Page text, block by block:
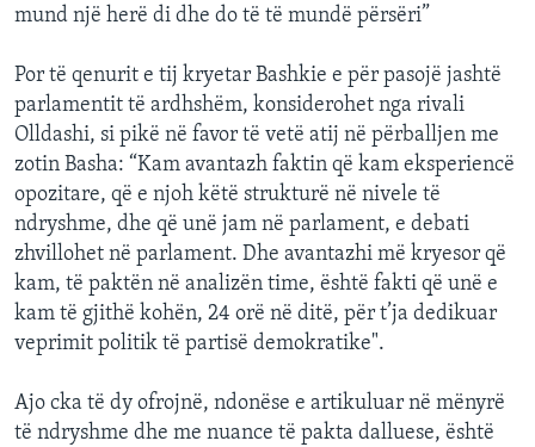
mund një herë di dhe do të të mundë përsëri”
Por të qenurit e tij kryetar Bashkie e për pasojë jashtë
parlamentit të ardhshëm, konsiderohet nga rivali
Olldashi, si pikë në favor të vetë atij në përballjen me
zotin Basha: “Kam avantazh faktin që kam eksperiencë
opozitare, që e njoh këtë strukturë në nivele të
ndryshme, dhe që unë jam në parlament, e debati
zhvillohet në parlament. Dhe avantazhi më kryesor që
kam, të paktën në analizën time, është fakti që unë e
kam të gjithë kohën, 24 orë në ditë, për t’ja dedikuar
veprimit politik të partisë demokratike".
Ajo cka të dy ofrojnë, ndonëse e artikuluar në mënyrë
të ndryshme dhe me nuance të pakta dalluese, është